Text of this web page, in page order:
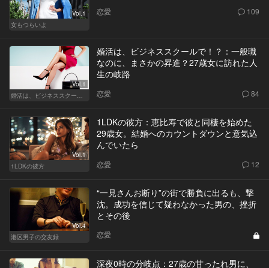
Vol.1
女もつらいよ
恋愛 109
Vol.1
婚活は、ビジネススクールで！？
婚活は、ビジネススクールで！？：一般職
なのに、まさかの昇進？27歳女に訪れた人
生の岐路
恋愛 84
Vol.1
1LDKの彼方
1LDKの彼方：恵比寿で彼と同棲を始めた
29歳女。結婚へのカウントダウンと意気込
んでいたら
恋愛 12
Vol.4
港区男子の交友録
“一見さんお断り”の街で勝負に出るも、撃
沈。成功を信じて疑わなかった男の、挫折
とその後
恋愛
深夜0時の分岐点：27歳の甘ったれ男に、